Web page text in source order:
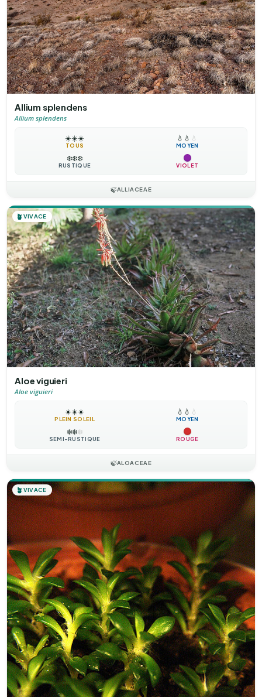
Allium splendens
Allium splendens
☀️☀️☀️
TOUS
💧 💧 💧
MOYEN
❄️❄️❄️
RUSTIQUE VIOLET
🍃ALLIACEAE
🪴 VIVACE
Aloe viguieri
Aloe viguieri
☀️☀️☀️
PLEIN SOLEIL
💧 💧 💧
MOYEN
❄️❄️❄️
SEMI-RUSTIQUE ROUGE
🍃ALOACEAE
🪴 VIVACE